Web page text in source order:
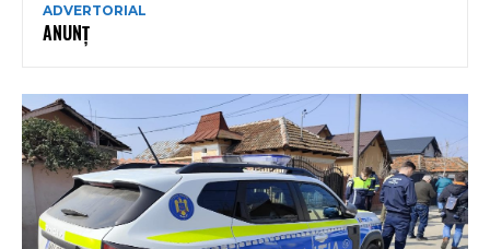
ADVERTORIAL
ANUNȚ